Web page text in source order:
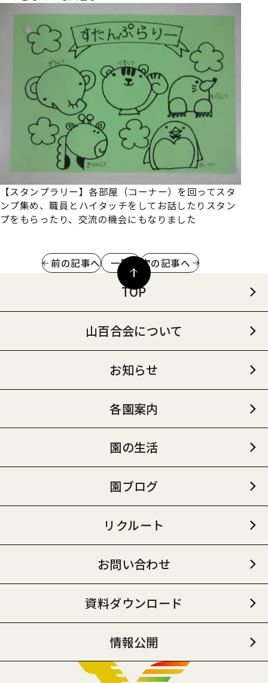
【スタンプラリー】各部屋（コーナー）を回ってスタ
ンプ集め、職員とハイタッチをしてお話したりスタン
プをもらったり、交流の機会にもなりました
前の記事へ 一覧 次の記事へ
TOP
山百合会について
お知らせ
各園案内
園の生活
園ブログ
リクルート
お問い合わせ
資料ダウンロード
情報公開